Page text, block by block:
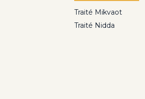
Traité Mikvaot
Traité Nidda